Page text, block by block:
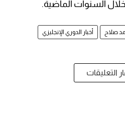
السنوات الماضية.
صلاح أخبار الدوري الإنجليزي
التعليقات